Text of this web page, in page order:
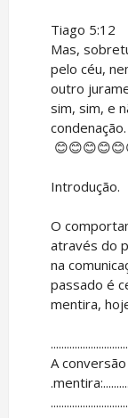
Tiago 5:12
Mas,
pelo céu,
outro
sim, sim, e
condenação.
Introdução.
O
através do
na
passado é
mentira,
A